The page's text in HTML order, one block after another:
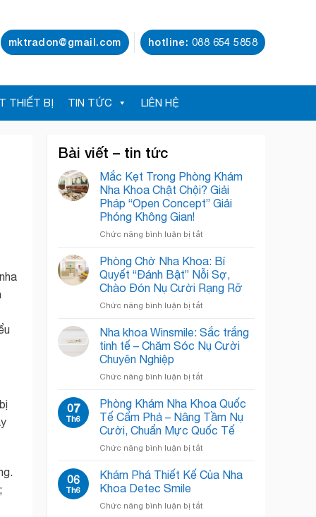
mktradon@gmail.com hotline: 088 654 5858
THIẾT BỊ TIN TỨC LIÊN HỆ
Bài viết – tin tức
Mắc Kẹt Trong Phòng Khám
Nha Khoa Chật Chội? Giải
Pháp “Open Concept” Giải
Phóng Không Gian!
Chức năng bình luận bị tắtở
Kẹt
Trong
Phòng
Khám
Nha
Chật
Chội?
Giải
“Open
Giải
Phóng
Không
Gian!
Phòng Chờ Nha Khoa: Bí
Quyết “Đánh Bật” Nỗi Sợ,
Chào Đón Nụ Cười Rạng Rỡ
Chức năng bình luận bị tắtở
Chờ
Nha
Khoa:
Quyết
Bật”
Nỗi
Sợ,
Chào
Đón
Cười
Nha khoa Winsmile: Sắc trắng
tinh tế – Chăm Sóc Nụ Cười
Chuyên Nghiệp
Chức năng bình luận bị tắtở
khoa
Winsmile:
Sắc
trắng
tinh
–
Nụ
07
Th6
Phòng Khám Nha Khoa Quốc
Tế Cẩm Phả – Nâng Tầm Nụ
Cười, Chuẩn Mực Quốc Tế
Chức năng bình luận bị tắtở
Khám
Quốc
06
Th6
Khám Phá Thiết Kế Của Nha
Khoa Detec Smile
Chức năng bình luận bị tắtở